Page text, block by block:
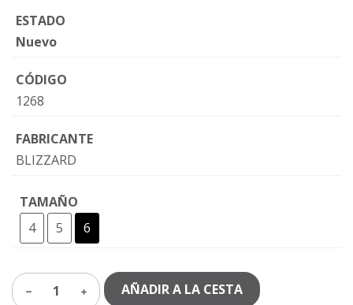
ESTADO
Nuevo
CÓDIGO
1268
FABRICANTE
BLIZZARD
TAMAÑO
4
5 6
1 AÑADIR A LA CESTA